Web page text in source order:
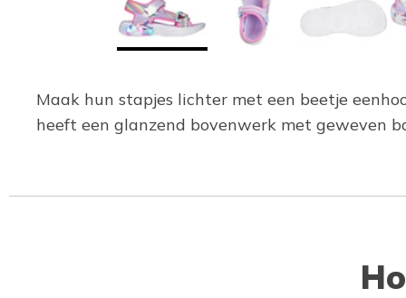
Maak hun stapjes lichter met een beetje
heeft een glanzend bovenwerk met geweven